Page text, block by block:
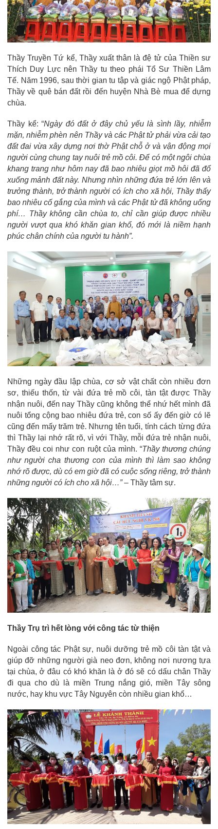
Thầy Truyền Tứ kể, Thầy xuất thân là đệ tử của Thiền sư
Thích Duy Lực nên Thầy tu theo phái Tổ Sư Thiền Lâm
Tế. Năm 1996, sau thời gian tu tập và giác ngộ Phật pháp,
Thầy về quê bán đất rồi đến huyện Nhà Bè mua để dựng
chùa.
Thầy kể: “Ngày đó đất ở đây chủ yếu là sình lầy, nhiễm
mặn, nhiễm phèn nên Thầy và các Phật tử phải vừa cải tạo
đất đai vừa xây dựng nơi thờ Phật chỗ ở và vận động mọi
người cùng chung tay nuôi trẻ mồ côi. Để có một ngôi chùa
khang trang như hôm nay đã bao nhiêu giọt mồ hôi đã đổ
xuống mảnh đất này. Nhưng nhìn những đứa trẻ lớn lên và
trưởng thành, trở thành người có ích cho xã hội, Thầy thấy
bao nhiêu cố gắng của mình và các Phật tử đã không uổng
phí… Thầy không cần chùa to, chỉ cần giúp được nhiều
người vượt qua khó khăn gian khổ, đó mới là niềm hạnh
phúc chân chính của người tu hành”.
Những ngày đầu lập chùa, cơ sở vật chất còn nhiều đơn
sơ, thiếu thốn, từ vài đứa trẻ mồ côi, tàn tật được Thầy
nhận nuôi, đến nay Thầy cũng không thể nhứ hết mình đã
nuôi tổng cộng bao nhiêu đứa trẻ, con số ấy đến giờ có lẽ
cũng đến mấy trăm trẻ. Nhưng tên tuổi, tính cách từng đứa
thì Thầy lại nhớ rất rõ, vì với Thầy, mỗi đứa trẻ nhận nuôi,
Thầy đều coi như con ruột của mình. “Thầy thương chúng
như người cha thương con của mình thì làm sao không
nhớ rõ được, dù có em giờ đã có cuộc sống riêng, trở thành
những người có ích cho xã hội…”– Thầy tâm sự.
Thầy Trụ trì hết lòng với công tác từ thiện
Ngoài công tác Phật sự, nuôi dưỡng trẻ mồ côi tàn tật và
giúp đỡ những người già neo đơn, không nơi nương tựa
tại chùa, ở đâu có khó khăn là ở đó sẽ có dấu chân Thầy
đi qua cho dù là miền Trung nắng gió, miền Tây sông
nước, hay khu vực Tây Nguyên còn nhiều gian khổ…